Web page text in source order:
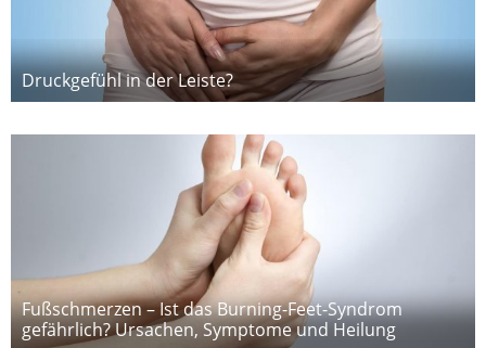
Druckgefühl in der Leiste?
Fußschmerzen – Ist das Burning-Feet-Syndrom
gefährlich? Ursachen, Symptome und Heilung